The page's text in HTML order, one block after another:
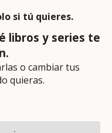
obtengo
adscritas que